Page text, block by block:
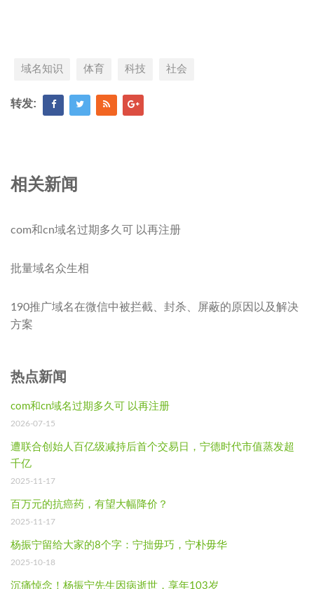
域名知识 体育 科技 社会
转发:
相关新闻
com和cn域名过期多久可 以再注册
批量域名众生相
190推广域名在微信中被拦截、封杀、屏蔽的原因以及解决
方案
热点新闻
com和cn域名过期多久可 以再注册
2026-07-15
遭联合创始人百亿级减持后首个交易日，宁德时代市值蒸发超
千亿
2025-11-17
百万元的抗癌药，有望大幅降价？
2025-11-17
杨振宁留给大家的8个字：宁拙毋巧，宁朴毋华
2025-10-18
沉痛悼念！杨振宁先生因病逝世，享年103岁